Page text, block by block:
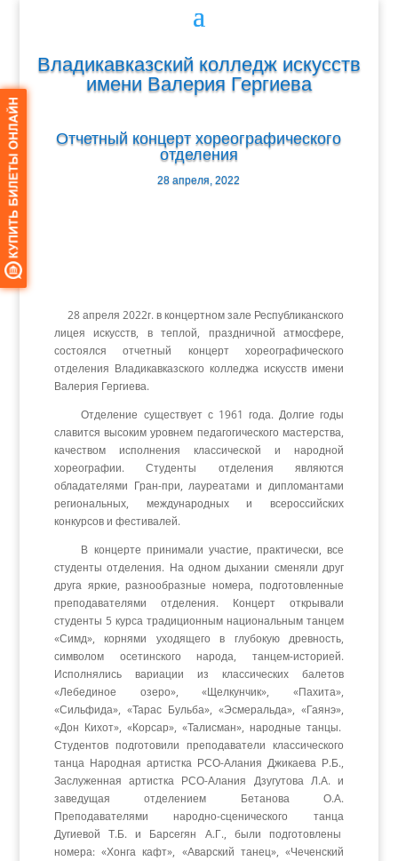
Владикавказский колледж искусств
имени Валерия Гергиева
Отчетный концерт хореографического
отделения
28 апреля, 2022
28 апреля 2022г. в концертном зале Республиканского
лицея искусств, в теплой, праздничной атмосфере,
состоялся отчетный концерт хореографического
отделения Владикавказского колледжа искусств имени
Валерия Гергиева.
Отделение существует с 1961 года. Долгие годы
славится высоким уровнем педагогического мастерства,
качеством исполнения классической и народной
хореографии. Студенты отделения являются
обладателями Гран-при, лауреатами и дипломантами
региональных, международных и всероссийских
конкурсов и фестивалей.
В концерте принимали участие, практически, все
студенты отделения. На одном дыхании сменяли друг
друга яркие, разнообразные номера, подготовленные
преподавателями отделения. Концерт открывали
студенты 5 курса традиционным национальным танцем
«Симд», корнями уходящего в глубокую древность,
символом осетинского народа, танцем-историей.
Исполнялись вариации из классических балетов
«Лебединое озеро», «Щелкунчик», «Пахита»,
«Сильфида», «Тарас Бульба», «Эсмеральда», «Гаянэ»,
«Дон Кихот», «Корсар», «Талисман», народные танцы.
Студентов подготовили преподаватели классического
танца Народная артистка РСО-Алания Джикаева Р.Б.,
Заслуженная артистка РСО-Алания Дзугутова Л.А. и
заведущая отделением Бетанова О.А.
Преподавателями народно-сценического танца
Дугиевой Т.Б. и Барсегян А.Г., были подготовлены
номера: «Хонга кафт», «Аварский танец», «Чеченский